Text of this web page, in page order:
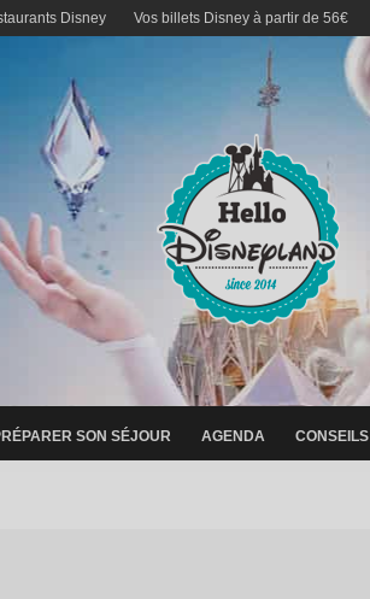
Disney Vos billets Disney à partir de 56€
SON SÉJOUR AGENDA